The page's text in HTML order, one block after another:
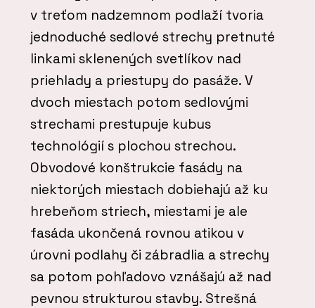
v treťom nadzemnom podlaží tvoria
jednoduché sedlové strechy pretnuté
linkami sklenených svetlíkov nad
priehlady a priestupy do pasáže. V
dvoch miestach potom sedlovými
strechami prestupuje kubus
technológií s plochou strechou.
Obvodové konštrukcie fasády na
niektorých miestach dobiehajú až ku
hrebeňom striech, miestami je ale
fasáda ukončená rovnou atikou v
úrovni podlahy či zábradlia a strechy
sa potom pohľadovo vznášajú až nad
pevnou strukturou stavby. Strešná